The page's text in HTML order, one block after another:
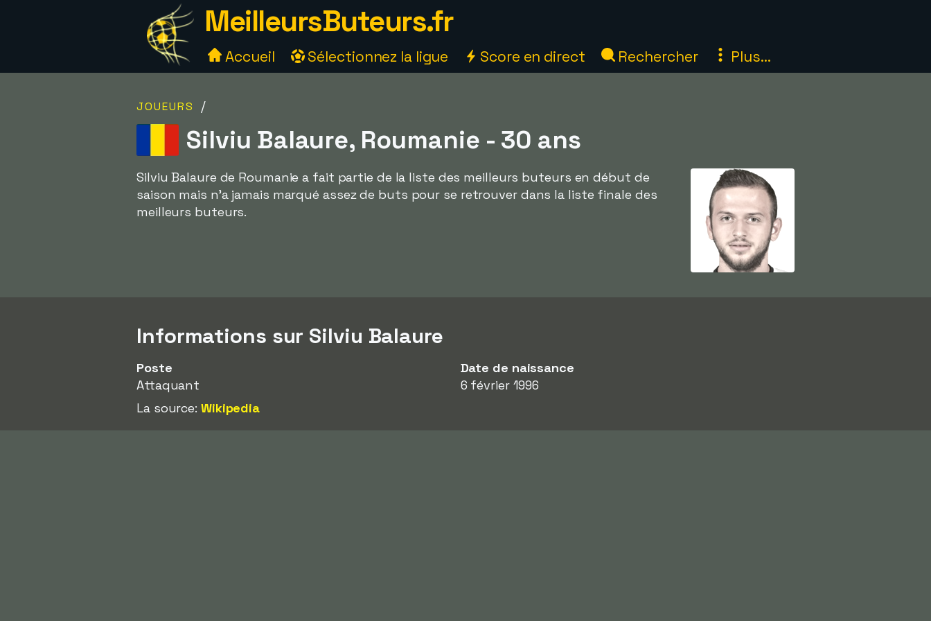
MeilleursButeurs.fr
Accueil Sélectionnez la ligue Score en direct Rechercher Plus...
JOUEURS /
Silviu Balaure, Roumanie - 30 ans
Silviu Balaure de Roumanie a fait partie de la liste des meilleurs buteurs en début de
saison mais n'a jamais marqué assez de buts pour se retrouver dans la liste finale des
meilleurs buteurs.
Informations sur Silviu Balaure
Poste
Attaquant
Date de naissance
6 février 1996
La source: Wikipedia